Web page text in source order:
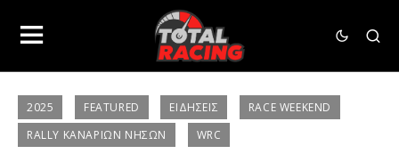
2025 FEATURED ΕΙΔΉΣΕΙΣ
RACE WEEKEND
RALLY ΚΑΝΑΡΊΩΝ ΝΉΣΩΝ
WRC